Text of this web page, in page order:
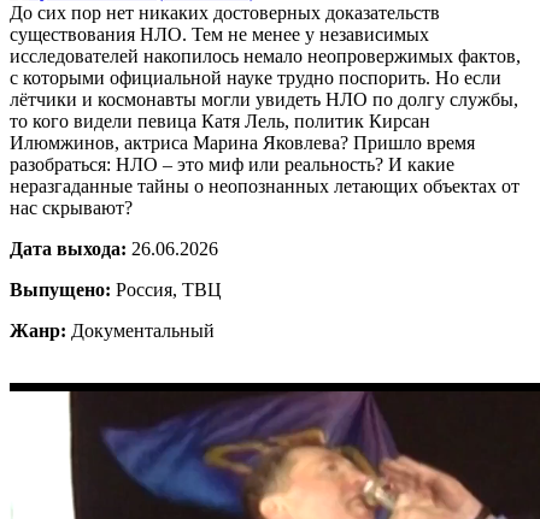
До сих пор нет никаких достоверных доказательств
существования НЛО. Тем не менее у независимых
исследователей накопилось немало неопровержимых фактов,
с которыми официальной науке трудно поспорить. Но если
лётчики и космонавты могли увидеть НЛО по долгу службы,
то кого видели певица Катя Лель, политик Кирсан
Илюмжинов, актриса Марина Яковлева? Пришло время
разобраться: НЛО – это миф или реальность? И какие
неразгаданные тайны о неопознанных летающих объектах от
нас скрывают?
Дата выхода: 26.06.2026
Выпущено: Россия, ТВЦ
Жанр: Документальный